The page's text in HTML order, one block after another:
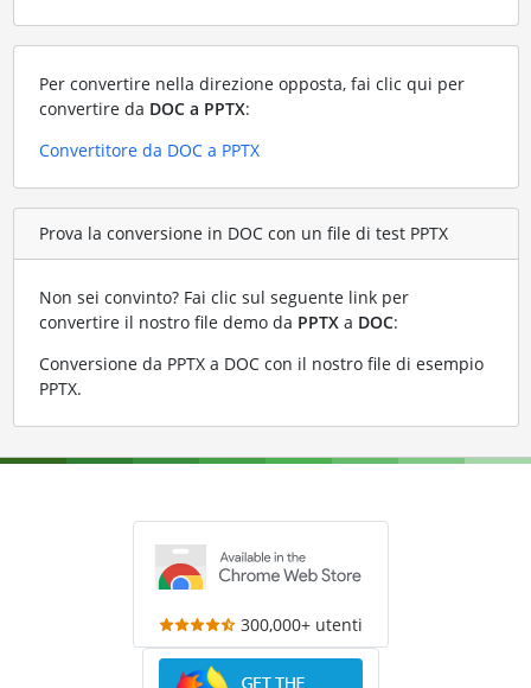
Per convertire nella direzione opposta, fai clic qui per
convertire da DOC a PPTX:
Convertitore da DOC a PPTX
Prova la conversione in DOC con un file di test PPTX
Non sei convinto? Fai clic sul seguente link per
convertire il nostro file demo da PPTXa DOC:
Conversione da PPTX a DOC con il nostro file di esempio
PPTX.
300,000+ utenti